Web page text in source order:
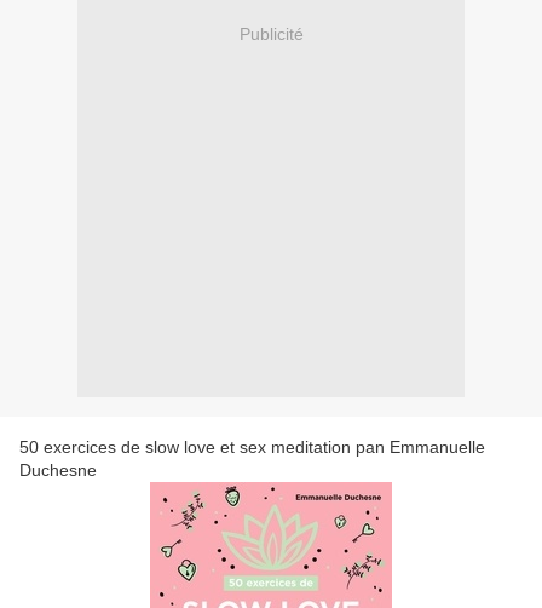
Publicité
50 exercices de slow love et sex meditation pan Emmanuelle
Duchesne